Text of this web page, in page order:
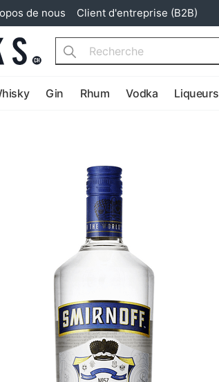
de nous Client d'entreprise (B2B)
Search
Gin Rhum Vodka Liqueurs